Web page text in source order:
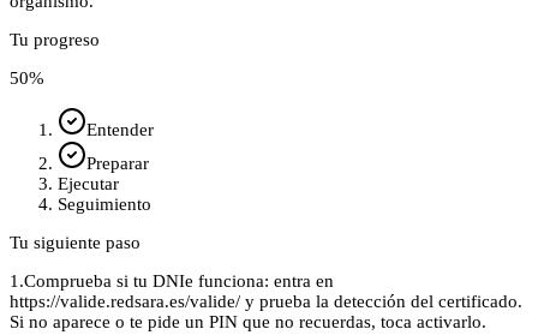
Tu progreso
50%
Entender
Preparar
Ejecutar
Seguimiento
Tu siguiente paso
1.Comprueba si tu DNIe funciona: entra en
https://valide.redsara.es/valide/ y prueba la detección del certificado.
Si no aparece o te pide un PIN que no recuerdas, toca activarlo.